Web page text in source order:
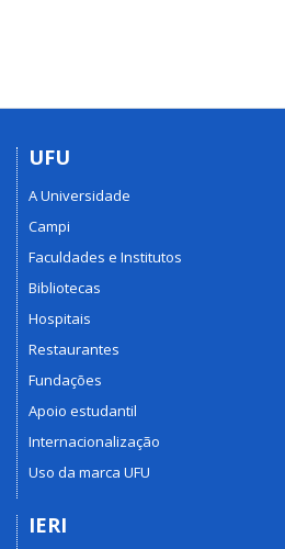
UFU
A Universidade
Campi
Faculdades e Institutos
Bibliotecas
Hospitais
Restaurantes
Fundações
Apoio estudantil
Internacionalização
Uso da marca UFU
IERI